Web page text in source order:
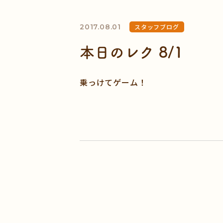
2017.08.01 スタッフブログ
本日のレク 8/1
乗っけてゲーム！